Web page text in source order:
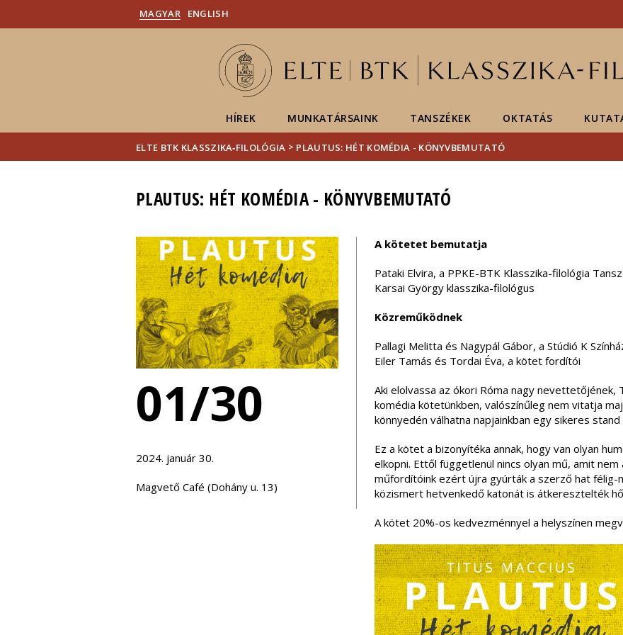
MAGYAR ENGLISH
HÍREK MUNKATÁRSAINK TANSZÉKEK OKTATÁS
ELTE BTK KLASSZIKA‑FILOLÓGIA > PLAUTUS: HÉT KOMÉDIA - KÖNYVBEMUTATÓ
PLAUTUS: HÉT KOMÉDIA - KÖNYVBEMUTATÓ
01/30
2024. január 30.
Magvető Café (Dohány u. 13)
A kötetet bemutatja
Pataki Elvira, a PPKE-BTK Klasszika-filológia
Karsai György klasszika-filológus
Közreműködnek
Pallagi Melitta és Nagypál Gábor, a Stúdió K
Eiler Tamás és Tordai Éva, a kötet fordítói
Aki elolvassa az ókori Róma nagy nevettetőjének,
komédia kötetünkben, valószínűleg nem vitatja
könnyedén válhatna napjainkban egy sikeres stand
Ez a kötet a bizonyítéka annak, hogy van olyan
elkopni. Ettől függetlenül nincs olyan mű, amit
műfordítóink ezért újra gyúrták a szerző hat
közismert hetvenkedő katonát is átkeresztelték
A kötet 20%-os kedvezménnyel a helyszínen